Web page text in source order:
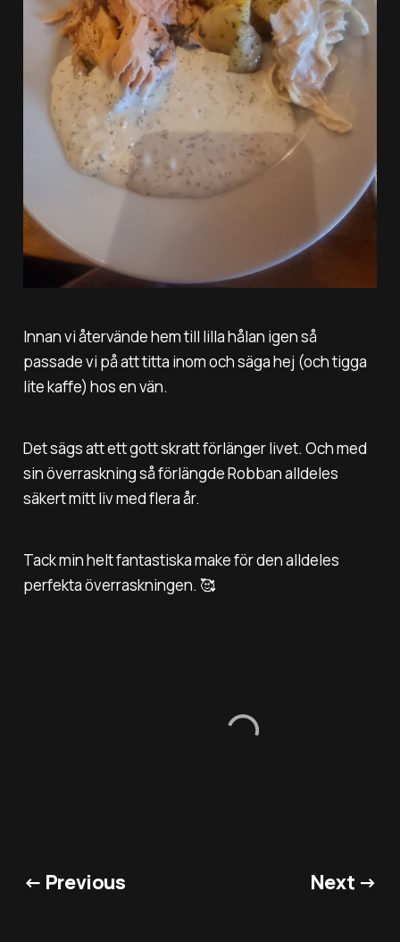
Innan vi återvände hem till lilla hålan igen så
passade vi på att titta inom och säga hej (och tigga
lite kaffe) hos en vän.
Det sägs att ett gott skratt förlänger livet. Och med
sin överraskning så förlängde Robban alldeles
säkert mitt liv med flera år.
Tack min helt fantastiska make för den alldeles
perfekta överraskningen. 🥰
← Previous Next →